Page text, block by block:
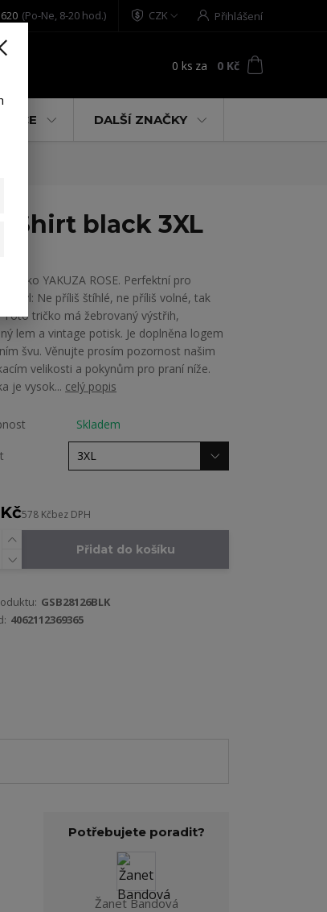
CZK Přihlášení
(Po-Ne, 8-20 hod.)
0 ks za 0 Kč
AKCE DALŠÍ ZNAČKY
Shirt black 3XL
tričko YAKUZA ROSE. Perfektní pro
styl: Ne příliš štíhlé, ne příliš volné, tak
Toto tričko má žebrovaný výstřih,
lem a vintage potisk. Je doplněna logem
švu. Věnujte prosím pozornost našim
velikosti a pokynům pro praní níže.
je vysok... celý popis
Skladem
578 Kčbez DPH
Přidat do košíku
GSB28126BLK
4062112369365
Potřebujete poradit?
Žanet Bandová